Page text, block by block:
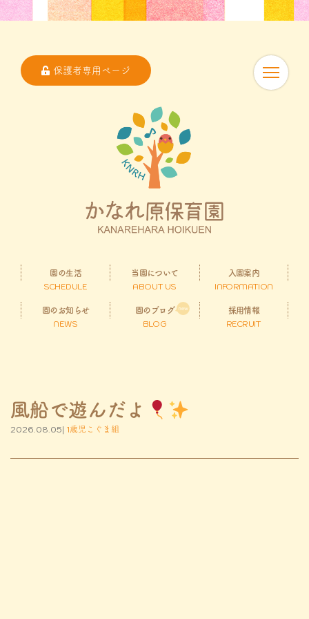
保護者専用ページ
園の生活
SCHEDULE
当園について
ABOUT US
入園案内
INFORMATION
園のお知らせ
NEWS
園のブログ
BLOG
採用情報
RECRUIT
風船で遊んだよ
2026.08.05| 1歳児こぐま組